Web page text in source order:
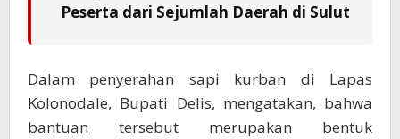
Peserta dari Sejumlah Daerah di Sulut
Dalam penyerahan sapi kurban di Lapas
Kolonodale, Bupati Delis, mengatakan, bahwa
bantuan tersebut merupakan bentuk